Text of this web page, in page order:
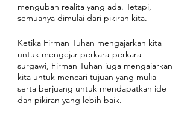
mengubah realita yang ada. Tetapi,
semuanya dimulai dari pikiran kita.
Ketika Firman Tuhan mengajarkan kita
untuk mengejar perkara-perkara
surgawi, Firman Tuhan juga mengajarkan
kita untuk mencari tujuan yang mulia
serta berjuang untuk mendapatkan ide
dan pikiran yang lebih baik.